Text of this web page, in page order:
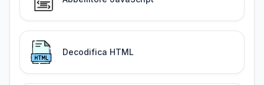
Decodifica HTML